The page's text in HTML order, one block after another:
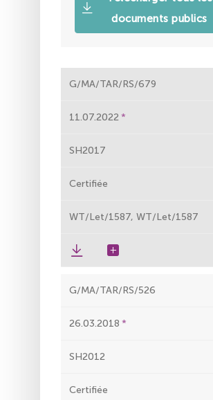
documents publics
G/MA/TAR/RS/679
11.07.2022
SH2017
Certifiée
WT/Let/1587, WT/Let/1587
G/MA/TAR/RS/526
26.03.2018
SH2012
Certifiée